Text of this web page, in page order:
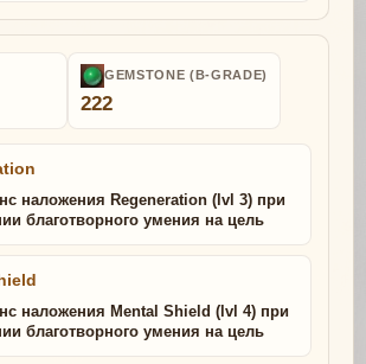
GEMSTONE (B-GRADE)
222
наложения Regeneration (lvl 3) при
благотворного умения на цель
наложения Mental Shield (lvl 4) при
благотворного умения на цель